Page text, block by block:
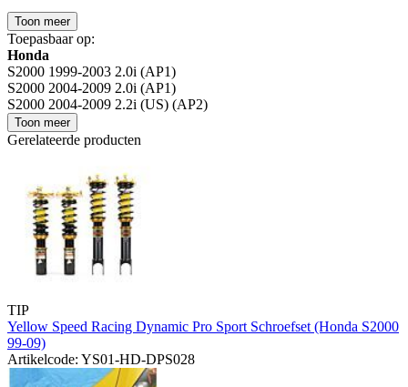
Toon meer
Toepasbaar op:
Honda
S2000 1999-2003 2.0i (AP1)
S2000 2004-2009 2.0i (AP1)
S2000 2004-2009 2.2i (US) (AP2)
Toon meer
Gerelateerde producten
TIP
Yellow Speed Racing Dynamic Pro Sport Schroefset (Honda S2000
99-09)
Artikelcode: YS01-HD-DPS028